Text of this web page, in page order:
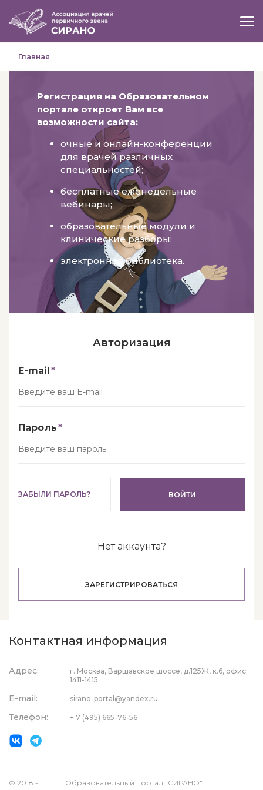
Главная
Регистрация на Образовательном
портале откроет Вам все
возможности сайта:
очные и онлайн-конференции
для врачей различных
специальностей;
бесплатные еженедельные
вебинары;
образовательные модули и
клинические разборы;
электронная библиотека.
Авторизация
E-mail
Пароль
ЗАБЫЛИ ПАРОЛЬ? ВОЙТИ
Нет аккаунта?
ЗАРЕГИСТРИРОВАТЬСЯ
Контактная информация
Адрес:
г. Москва, Варшавское шоссе, д.125Ж, к.6, офис
1411-1415
E-mail: sirano-portal@yandex.ru
Телефон: + 7 (495) 665-76-56
© 2018 -
Образовательный портал "СИРАНО".